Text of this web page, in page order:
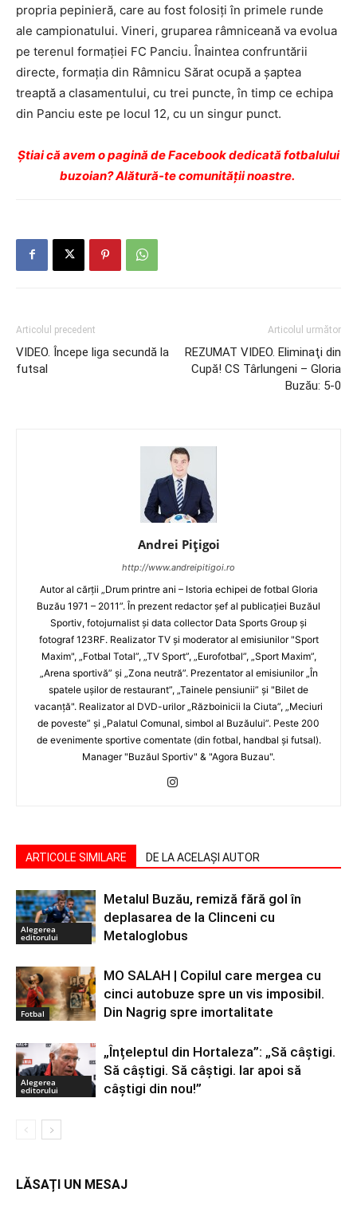
propria pepinieră, care au fost folosiţi în primele runde
ale campionatului. Vineri, gruparea râmniceană va evolua
pe terenul formaţiei FC Panciu. Înaintea confruntării
directe, formaţia din Râmnicu Sărat ocupă a şaptea
treaptă a clasamentului, cu trei puncte, în timp ce echipa
din Panciu este pe locul 12, cu un singur punct.
Ştiai că avem o pagină de Facebook dedicată fotbalului
buzoian? Alătură-te comunității noastre.
Articolul precedent
VIDEO. Începe liga secundă la
futsal
Articolul următor
REZUMAT VIDEO. Eliminaţi din
Cupă! CS Târlungeni – Gloria
Buzău: 5-0
Andrei Pițigoi
http://www.andreipitigoi.ro
Autor al cărţii „Drum printre ani – Istoria echipei de fotbal Gloria
Buzău 1971 – 2011”. În prezent redactor şef al publicaţiei Buzăul
Sportiv, fotojurnalist şi data collector Data Sports Group şi
fotograf 123RF. Realizator TV şi moderator al emisiunilor "Sport
Maxim", „Fotbal Total”, „TV Sport”, „Eurofotbal”, „Sport Maxim”,
„Arena sportivă” şi „Zona neutră”. Prezentator al emisiunilor „În
spatele uşilor de restaurant”, „Tainele pensiunii” şi "Bilet de
vacanţă". Realizator al DVD-urilor „Războinicii la Ciuta”, „Meciuri
de poveste” şi „Palatul Comunal, simbol al Buzăului”. Peste 200
de evenimente sportive comentate (din fotbal, handbal şi futsal).
Manager "Buzăul Sportiv" & "Agora Buzau".
ARTICOLE SIMILARE DE LA ACELAȘI AUTOR
Alegerea
editorului
Metalul Buzău, remiză fără gol în
deplasarea de la Clinceni cu
Metaloglobus
Fotbal
MO SALAH | Copilul care mergea cu
cinci autobuze spre un vis imposibil.
Din Nagrig spre imortalitate
Alegerea
editorului
„Înțeleptul din Hortaleza”: „Să câștigi.
Să câștigi. Să câștigi. Iar apoi să
câștigi din nou!”
LĂSAȚI UN MESAJ